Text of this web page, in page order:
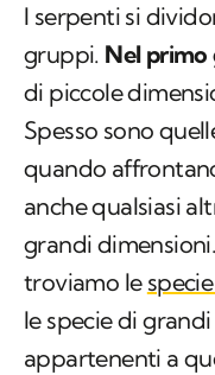
I serpenti si
gruppi. Nel primo
di piccole
Spesso sono
quando
anche qualsiasi
grandi dimensioni.
troviamo le
le specie di
appartenenti a